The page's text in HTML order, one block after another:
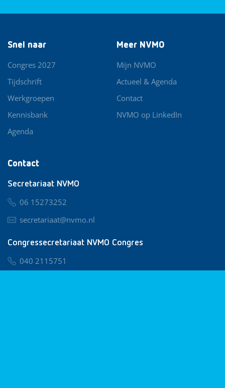
Contact
Secretariaat NVMO
06 15273252
secretariaat@nvmo.nl
Congressecretariaat NVMO Congres
040 2115751
Snel naar
Congres 2027
Tijdschrift
Werkgroepen
Kennisbank
Agenda
Meer NVMO
Mijn NVMO
Actueel & Agenda
Contact
NVMO op LinkedIn